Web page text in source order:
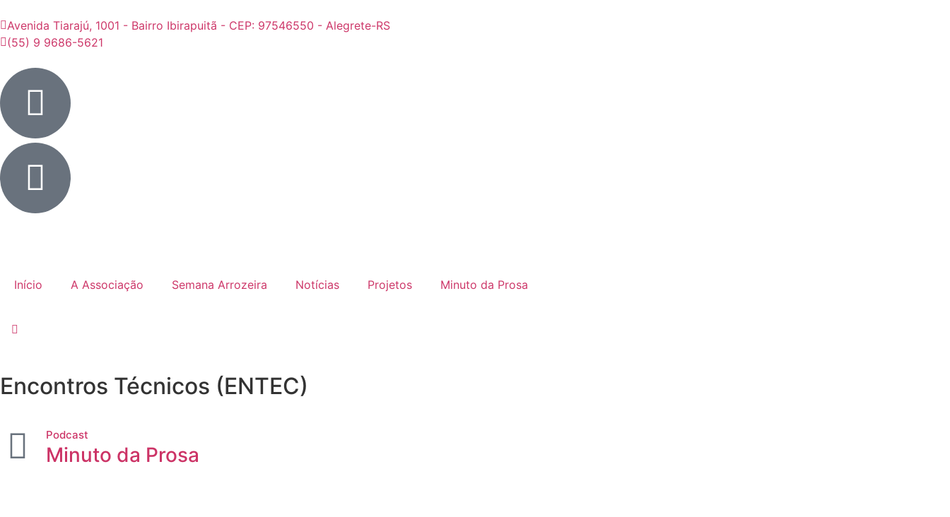
Avenida Tiarajú, 1001 - Bairro Ibirapuitã - CEP: 97546550 - Alegrete-RS
(55) 9 9686-5621
Início A Associação Semana Arrozeira Notícias Projetos Minuto da Prosa
Encontros Técnicos (ENTEC)
Podcast
Minuto da Prosa